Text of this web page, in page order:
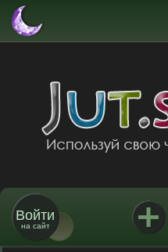
Войти
на сайт